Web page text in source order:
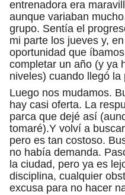
entrenadora era
aunque variaban
grupo. Sentía el
mi parte los jueves y,
oportunidad que
completar un año (y ya
niveles) cuando llegó la
Luego nos mudamos.
hay casi oferta. La
parca que dejé así
tomaré).Y volví a
pero es tan costoso.
no había demanda.
la ciudad, pero ya es
disciplina, cualquier
excusa para no hacer